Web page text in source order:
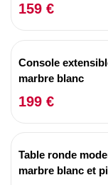
159 €
Console
marbre blanc
199 €
Table ronde
marbre blanc et